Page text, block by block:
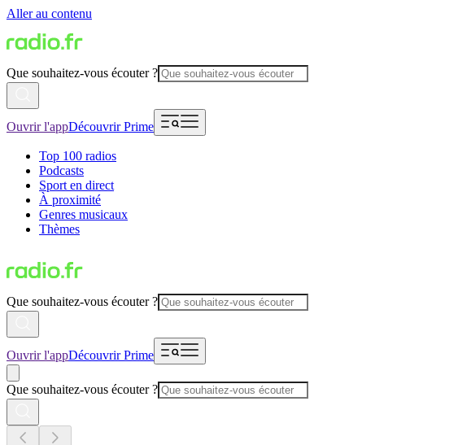
Aller au contenu
Que souhaitez-vous écouter ?
Ouvrir l'appDécouvrir Prime
Top 100 radios
Podcasts
Sport en direct
À proximité
Genres musicaux
Thèmes
Que souhaitez-vous écouter ?
Ouvrir l'appDécouvrir Prime
Que souhaitez-vous écouter ?